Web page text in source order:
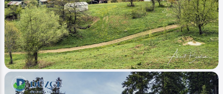
Ahmet Bozdemir 0 1002 0